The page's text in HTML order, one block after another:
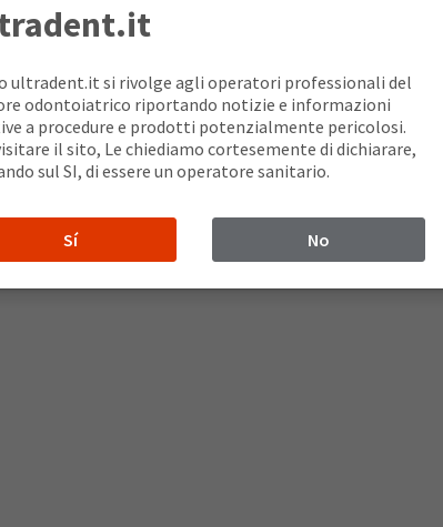
all’interno della siringa. Risultato:
ultradent.it si rivolge agli operatori professionali del
odontoiatrico riportando notizie e informazioni
a procedure e prodotti potenzialmente pericolosi.
il sito, Le chiediamo cortesemente di dichiarare,
sul SI, di essere un operatore sanitario.
Sí No